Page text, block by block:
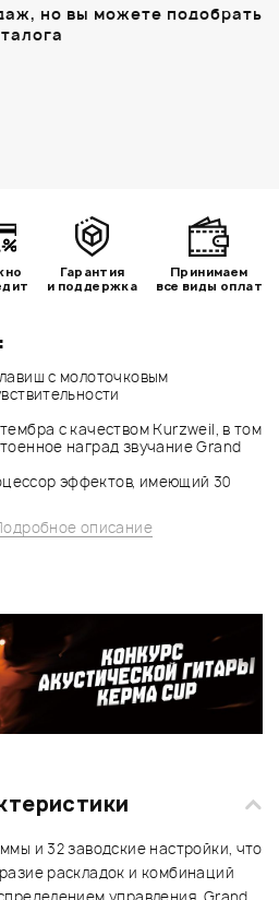
с молоточковым
с качеством Kurzweil, в том
наград звучание Grand
эффектов, имеющий 30
описание
но вы можете подобрать
Гарантия
и поддержка
Принимаем
все виды оплат
и 32 заводские настройки, что
раскладок и комбинаций